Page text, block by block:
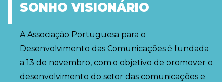
SONHO VISIONÁRIO
A Associação Portuguesa para o
Desenvolvimento das Comunicações é fundada
a 13 de novembro, com o objetivo de promover o
desenvolvimento do setor das comunicações e